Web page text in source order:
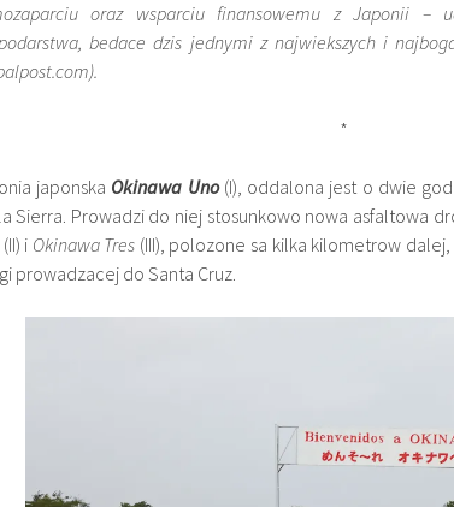
oraz wsparciu finansowemu z Japonii –
bedace dzis jednymi z najwiekszych i
*
japonska Okinawa Uno(I), oddalona jest o dwie
Sierra. Prowadzi do niej stosunkowo nowa asfaltowa
(II) i Okinawa Tres (III), polozone sa kilka kilometrow
prowadzacej do Santa Cruz.